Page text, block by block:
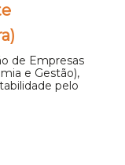
de Empresas
e Gestão),
pelo